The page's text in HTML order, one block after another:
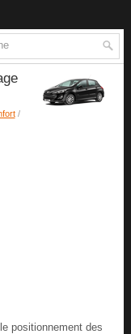
/
positionnement des